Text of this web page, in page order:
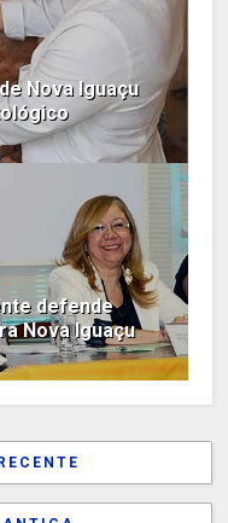
Nova Iguaçu
defende
Nova Iguaçu